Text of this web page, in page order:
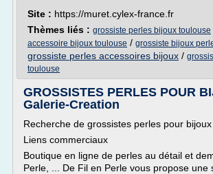
Site : https://muret.cylex-france.fr
Thèmes liés : grossiste perles bijoux toulouse
accessoire bijoux toulouse / grossiste bijoux
grossiste perles accessoires bijoux /
toulouse
GROSSISTES PERLES POUR
Galerie-Creation
Recherche de grossistes perles pour bijoux
Liens commerciaux
Boutique en ligne de perles au détail et
Perle, ... De Fil en Perle vous propose une